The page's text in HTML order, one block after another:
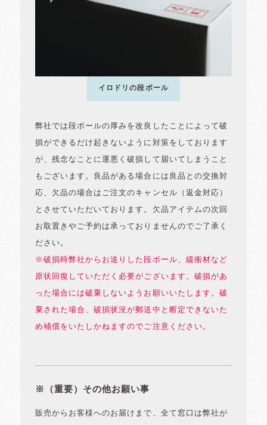
イロドリの段ボール
弊社では段ボールの厚みを改良したことによって破
損ができるだけ起きないように対策をしております
が、残念なことに運悪く破損して届いてしまうこと
もございます。良品がある場合には良品との交換対
応、欠品の場合はご注文のキャンセル（返金対応）
とさせていただいております。欠品アイテムの次回
お取置きやご予約は承っておりませんのでご了承く
ださい。
※破損時弊社からお送りした段ボール、緩衝材など
原状回復していただく必要がございます。破損があ
った場合には破棄しないようお願いいたします。破
棄された場合、破損状況が郵送中と断定できないた
め補償をいたしかねますのでご注意ください。
※（重要）その他お願い事
販売からお客様へのお届けまで、全て窓口は弊社が